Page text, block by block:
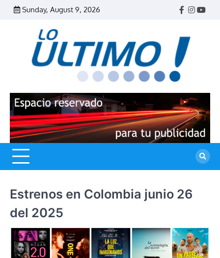
Skip
Sunday, August 9, 2026
Facebook
Estrenos en Colombia junio 26
del 2025